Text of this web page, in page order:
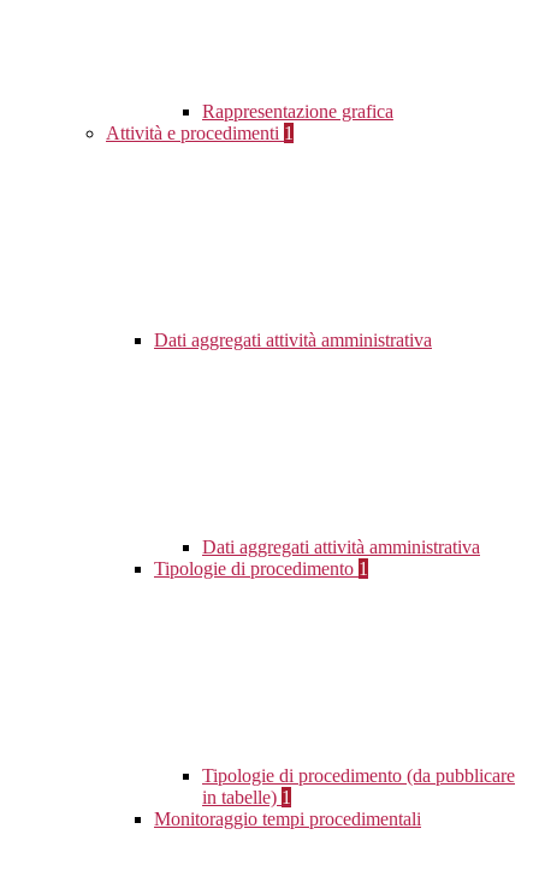
Rappresentazione grafica
Attività e procedimenti 1
Dati aggregati attività amministrativa
Dati aggregati attività amministrativa
Tipologie di procedimento 1
Tipologie di procedimento (da pubblicare
in tabelle) 1
Monitoraggio tempi procedimentali